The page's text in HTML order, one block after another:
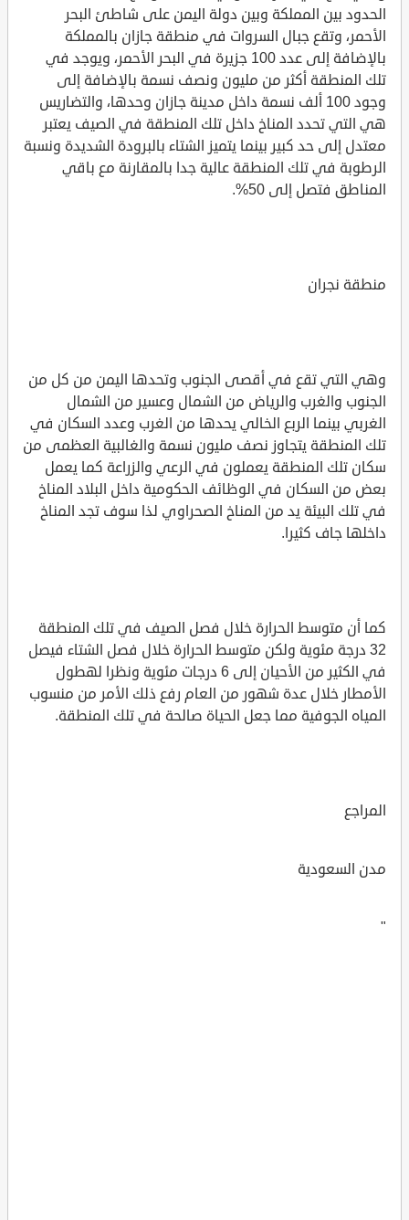
الحدود بين المملكة وبين دولة اليمن على شاطئ البحر
الأحمر، وتقع جبال السروات في منطقة جازان بالمملكة
بالإضافة إلى عدد 100 جزيرة في البحر الأحمر، ويوجد في
تلك المنطقة أكثر من مليون ونصف نسمة بالإضافة إلى
وجود 100 ألف نسمة داخل مدينة جازان وحدها، والتضاريس
هي التي تحدد المناخ داخل تلك المنطقة في الصيف يعتبر
معتدل إلى حد كبير بينما يتميز الشتاء بالبرودة الشديدة ونسبة
الرطوبة في تلك المنطقة عالية جدا بالمقارنة مع باقي
المناطق فتصل إلى 50%.
منطقة نجران
وهي التي تقع في أقصى الجنوب وتحدها اليمن من كل من
الجنوب والغرب والرياض من الشمال وعسير من الشمال
الغربي بينما الربع الخالي يحدها من الغرب وعدد السكان في
تلك المنطقة يتجاوز نصف مليون نسمة والغالبية العظمى من
سكان تلك المنطقة يعملون في الرعي والزراعة كما يعمل
بعض من السكان في الوظائف الحكومية داخل البلاد المناخ
في تلك البيئة يد من المناخ الصحراوي لذا سوف تجد المناخ
داخلها جاف كثيرا.
كما أن متوسط الحرارة خلال فصل الصيف في تلك المنطقة
32 درجة مئوية ولكن متوسط الحرارة خلال فصل الشتاء فيصل
في الكثير من الأحيان إلى 6 درجات مئوية ونظرا لهطول
الأمطار خلال عدة شهور من العام رفع ذلك الأمر من منسوب
المياه الجوفية مما جعل الحياة صالحة في تلك المنطقة.
المراجع
مدن السعودية
"